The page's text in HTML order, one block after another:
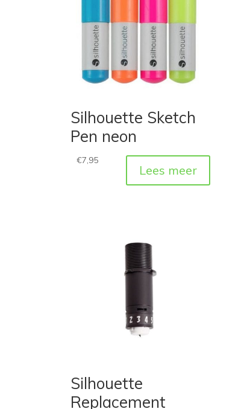
Silhouette Sketch
Pen neon
€7,95
Lees meer
Silhouette
Replacement